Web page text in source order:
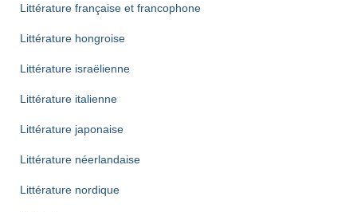
Littérature française et francophone
Littérature hongroise
Littérature israëlienne
Littérature italienne
Littérature japonaise
Littérature néerlandaise
Littérature nordique